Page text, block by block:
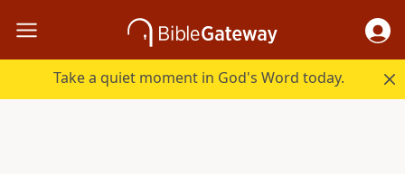
Take a quiet moment in God's Word today.